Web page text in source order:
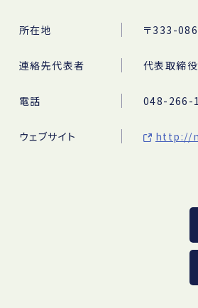
所在地 〒333-
連絡先代表者 代表取締
電話 048-266-
ウェブサイト http://